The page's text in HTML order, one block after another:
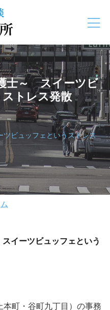
士～ スイーツビ
トレス発散
ビュッフェというストレス
イーツビュッフェという
町・谷町九丁目）の事務